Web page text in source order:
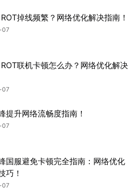
掉线频繁？网络优化解决指南！
07
联机卡顿怎么办？网络优化解决
07
提升网络流畅度指南！
07
国服避免卡顿完全指南：网络优化
巧！
07